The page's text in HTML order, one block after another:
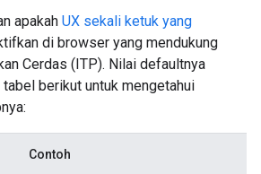
apakah UX sekali ketuk yang
di browser yang mendukung
Cerdas (ITP). Nilai defaultnya
tabel berikut untuk mengetahui
Contoh